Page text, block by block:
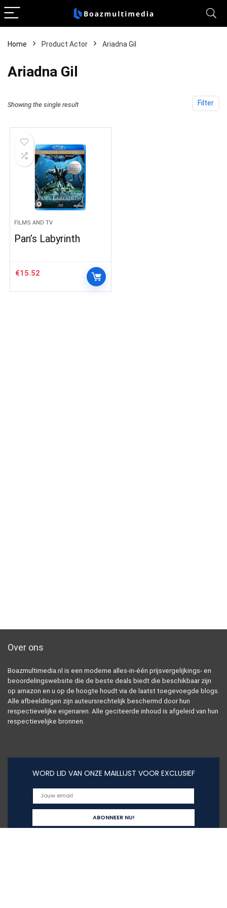
Home Product Actor Ariadna Gil
Ariadna Gil
Filter
Showing the single result
FILMS AND TV
Pan’s Labyrinth
€15.52
Over ons
Boazmultimedia.nl is een moderne alles-in-één prijsvergelijkings- en
beoordelingswebsite die de beste deals biedt die beschikbaar zijn
op amazon en u op de hoogte houdt via de laatst toegevoegde blogs.
Alle afbeeldingen zijn auteursrechtelijk beschermd door hun
respectievelijke eigenaren. Alle geciteerde inhoud is afgeleid van hun
respectievelijke bronnen.
WORD LID VAN ONZE MAILLIJST VOOR EXCLUSIEF